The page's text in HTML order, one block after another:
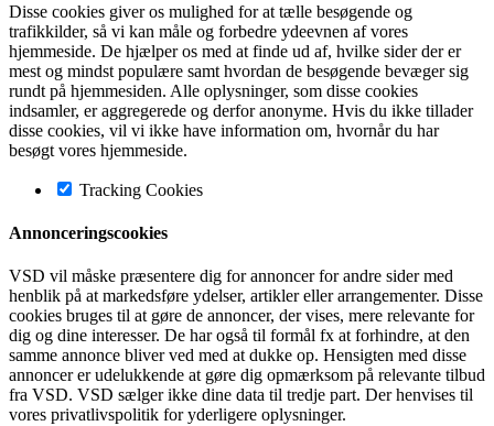
Disse cookies giver os mulighed for at tælle besøgende og
trafikkilder, så vi kan måle og forbedre ydeevnen af vores
hjemmeside. De hjælper os med at finde ud af, hvilke sider der er
mest og mindst populære samt hvordan de besøgende bevæger sig
rundt på hjemmesiden. Alle oplysninger, som disse cookies
indsamler, er aggregerede og derfor anonyme. Hvis du ikke tillader
disse cookies, vil vi ikke have information om, hvornår du har
besøgt vores hjemmeside.
Tracking Cookies
Annonceringscookies
VSD vil måske præsentere dig for annoncer for andre sider med
henblik på at markedsføre ydelser, artikler eller arrangementer. Disse
cookies bruges til at gøre de annoncer, der vises, mere relevante for
dig og dine interesser. De har også til formål fx at forhindre, at den
samme annonce bliver ved med at dukke op. Hensigten med disse
annoncer er udelukkende at gøre dig opmærksom på relevante tilbud
fra VSD. VSD sælger ikke dine data til tredje part. Der henvises til
vores privatlivspolitik for yderligere oplysninger.